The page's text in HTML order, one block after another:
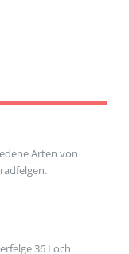
Arten von
36 Loch